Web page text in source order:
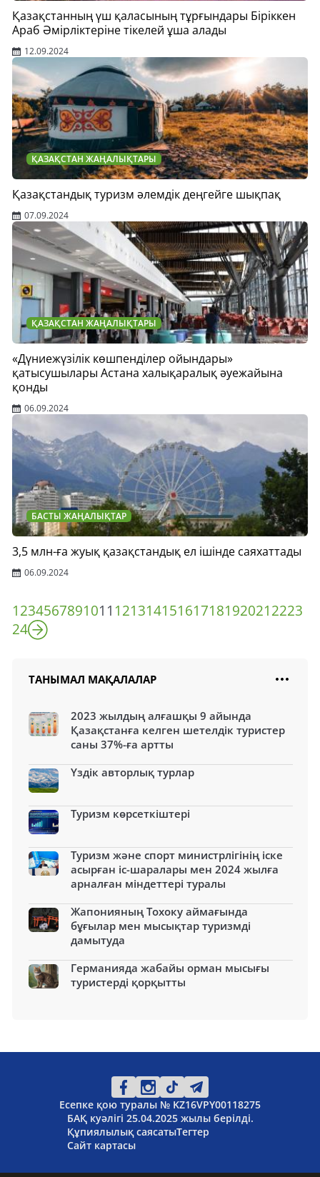
Қазақстанның үш қаласының тұрғындары Біріккен
Араб Әмірліктеріне тікелей ұша алады
12.09.2024
ҚАЗАҚСТАН ЖАҢАЛЫҚТАРЫ
Қазақстандық туризм әлемдік деңгейге шықпақ
07.09.2024
ҚАЗАҚСТАН ЖАҢАЛЫҚТАРЫ
«Дүниежүзілік көшпенділер ойындары»
қатысушылары Астана халықаралық әуежайына
қонды
06.09.2024
БАСТЫ ЖАҢАЛЫҚТАР
3,5 млн-ға жуық қазақстандық ел ішінде саяхаттады
06.09.2024
1234567891011 121314151617181920212223
24
ТАНЫМАЛ МАҚАЛАЛАР
2023 жылдың алғашқы 9 айында
Қазақстанға келген шетелдік туристер
саны 37%-ға артты
Үздік авторлық турлар
Туризм көрсеткіштері
Туризм және спорт министрлігінің іске
асырған іс-шаралары мен 2024 жылға
арналған міндеттері туралы
Жапонияның Тохоку аймағында
бұғылар мен мысықтар туризмді
дамытуда
Германияда жабайы орман мысығы
туристерді қорқытты
Есепке қою туралы № KZ16VPY00118275
БАҚ куәлігі 25.04.2025 жылы берілді.
Құпиялылық саясатыТегтер
Сайт картасы